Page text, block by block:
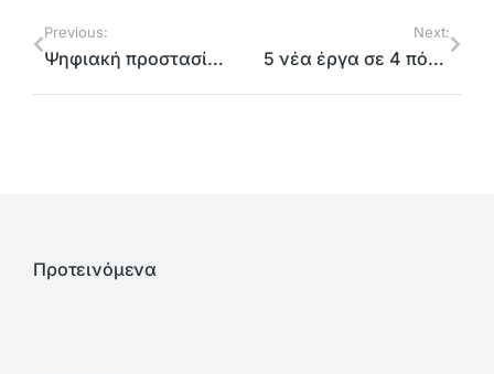
Previous:
Ψηφιακή προστασία της Γεωργικής βιβλιοθήκης του ΙΓΕ από την Περιφέρεια Αττικής
Next:
5 νέα έργα σε 4 πόλεις της βόρειας Αθήνας από την Περιφέρεια Αττικής
Προτεινόμενα